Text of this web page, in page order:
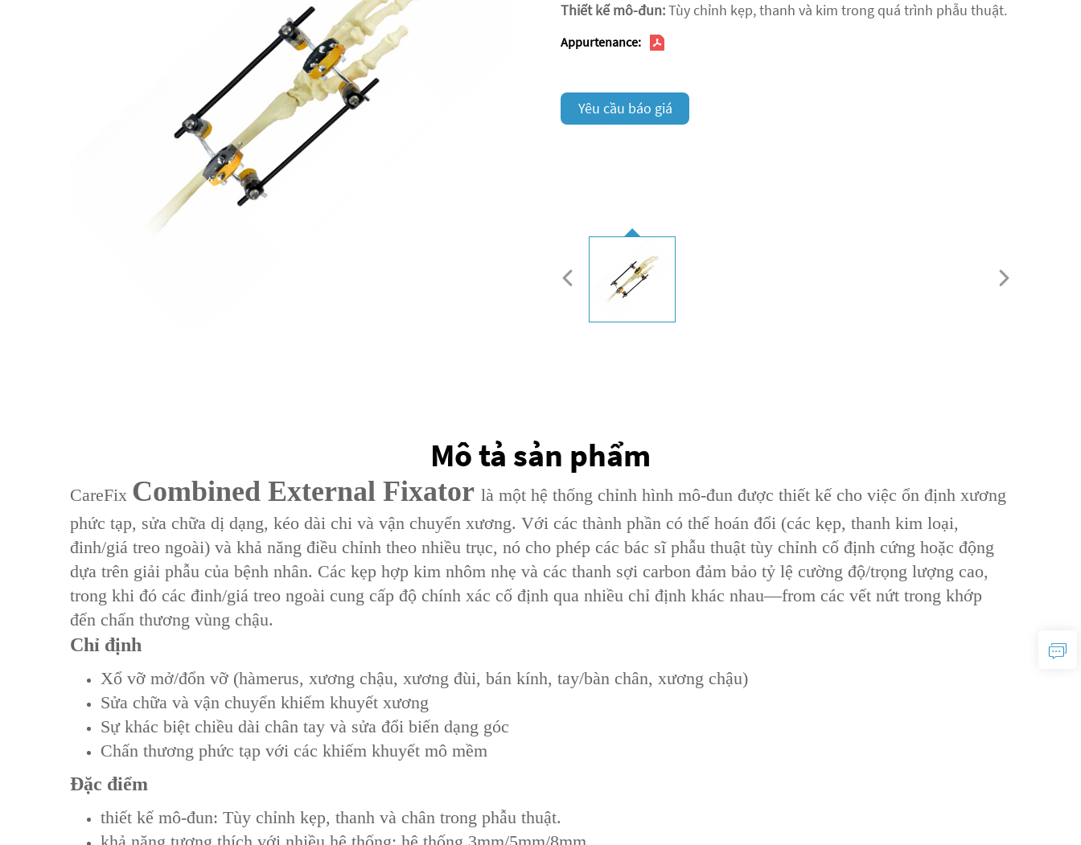
Thiết kế mô-đun:Tùy chỉnh kẹp, thanh và kim trong quá trình phẫu thuật.
Appurtenance:
Yêu cầu báo giá
Mô tả sản phẩm
CareFix Combined External Fixator‌ là một ‌hệ thống chỉnh hình mô-đun‌ được thiết kế cho việc ‌ổn định xương
phức tạp, sửa chữa dị dạng, kéo dài chi và vận chuyển xương‌. Với các thành phần ‌có thể hoán đổi‌ (các kẹp, thanh kim loại,
đinh/giá treo ngoài) và khả năng điều chỉnh ‌theo nhiều trục‌, nó cho phép các bác sĩ phẫu thuật tùy chỉnh cố định cứng hoặc động
dựa trên giải phẫu của bệnh nhân. Các kẹp hợp kim nhôm nhẹ và các thanh sợi carbon đảm bảo ‌tỷ lệ cường độ/trọng lượng cao‌,
trong khi đó các đinh/giá treo ngoài cung cấp độ chính xác cố định qua nhiều chỉ định khác nhau—from các vết nứt trong khớp
đến chấn thương vùng chậu.
Chỉ định‌
Xổ vỡ mở/đổn vỡ (hàmerus, xương chậu, xương đùi, bán kính, tay/bàn chân, xương chậu)
Sửa chữa và vận chuyển khiếm khuyết xương
Sự khác biệt chiều dài chân tay và sửa đổi biến dạng góc
Chấn thương phức tạp với các khiếm khuyết mô mềm
Đặc điểm
thiết kế mô-đun: Tùy chỉnh kẹp, thanh và chân trong phẫu thuật.